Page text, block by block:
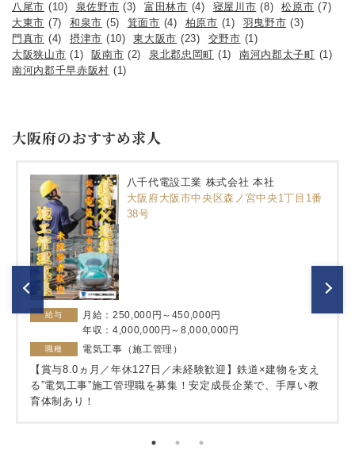
八尾市 (10) 泉佐野市 (3) 富田林市 (4) 寝屋川市 (8) 松原市 (7)
大東市 (7) 和泉市 (5) 箕面市 (4) 柏原市 (1) 羽曳野市 (3)
門真市 (4) 摂津市 (10) 東大阪市 (23) 交野市 (1)
大阪狭山市 (1) 阪南市 (2) 泉北郡忠岡町 (1) 南河内郡太子町 (1)
南河内郡千早赤阪村 (1)
大阪府のおすすめ求人
八千代電設工業 株式会社 本社
大阪府大阪市中央区森ノ宮中央1丁目1番
38号
給与
月給：250,000円～450,000円
年収：4,000,000円～8,000,000円
職種 電気工事（施工管理）
【賞与8.0ヵ月／年休127日／未経験歓迎】鉄道×建物を支え
る”電気工事”施工管理職を募集！安定成長企業で、手厚い教
育体制あり！